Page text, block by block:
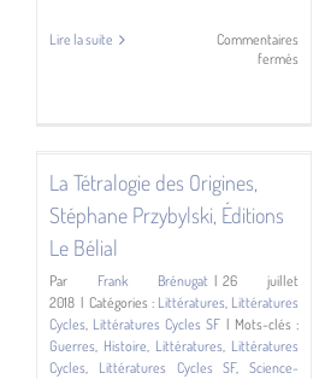
Lire la suite
Commentaires
ferméssur
La Tétralogie des Origines,
Stéphane Przybylski, Éditions
Le Bélial
Par Frank Brénugat | 26 juillet
2018 | Catégories : Littératures, Littératures
Cycles, Littératures Cycles SF | Mots-clés :
Guerres, Histoire, Littératures, Littératures
Cycles, Littératures Cycles SF,Science-